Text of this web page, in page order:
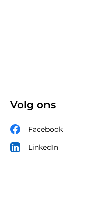
Volg ons
Facebook
LinkedIn